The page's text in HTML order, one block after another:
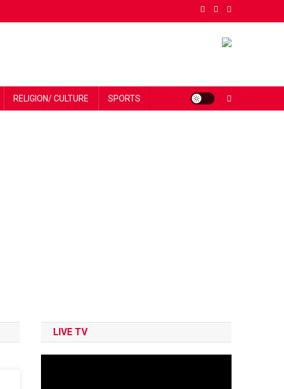
RELIGION/ CULTURE SPORTS
LIVE TV